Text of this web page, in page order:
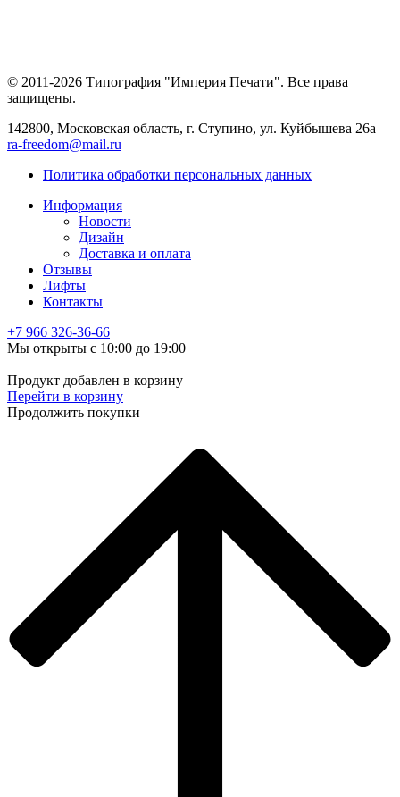
© 2011-2026 Типография "Империя Печати". Все права
защищены.
142800, Московская область, г. Ступино, ул. Куйбышева 26а
ra-freedom@mail.ru
Политика обработки персональных данных
Информация
Новости
Дизайн
Доставка и оплата
Отзывы
Лифты
Контакты
+7 966 326-36-66
Мы открыты с 10:00 до 19:00
Продукт добавлен в корзину
Перейти в корзину
Продолжить покупки